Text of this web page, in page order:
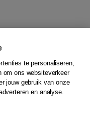
te personaliseren,
om ons websiteverkeer
jouw gebruik van onze
en analyse.